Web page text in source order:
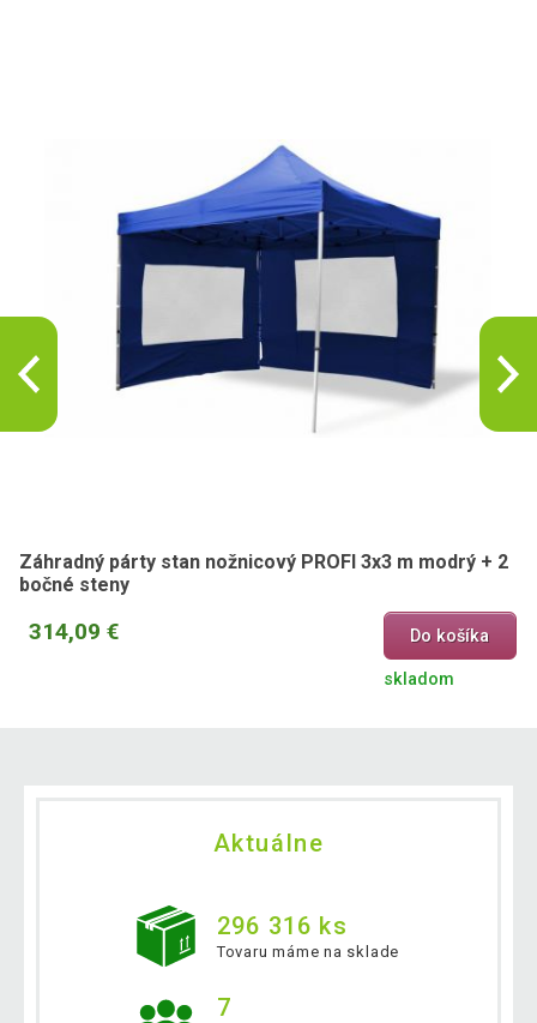
Záhradný párty stan nožnicový PROFI 3x3 m modrý + 2
bočné steny
314,09 € Do košíka
skladom
Aktuálne
296 316 ks
Tovaru máme na sklade
7